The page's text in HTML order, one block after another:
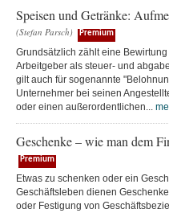
Speisen und Getränke:
(Stefan Parsch) Premium
Grundsätzlich zählt eine
Arbeitgeber als steuer- und
gilt auch für sogenannte
Unternehmer bei seinen
oder einen außerordentlichen...
Geschenke – wie man dem
Premium
Etwas zu schenken oder ein
Geschäftsleben dienen
oder Festigung von